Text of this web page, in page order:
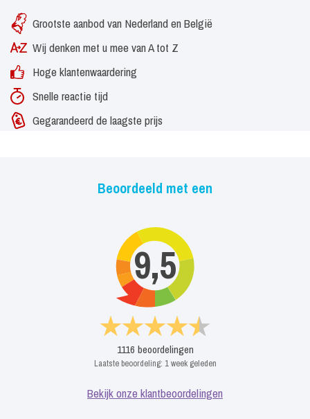
Grootste aanbod van Nederland en België
Wij denken met u mee van A tot Z
Hoge klantenwaardering
Snelle reactie tijd
Gegarandeerd de laagste prijs
Beoordeeld met een
9,5
1116 beoordelingen
Laatste beoordeling: 1 week geleden
Bekijk onze klantbeoordelingen